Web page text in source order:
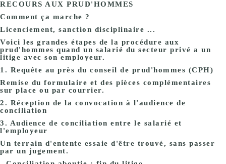
RECOURS AUX PRUD'HOMMES
Comment ça marche ?
Licenciement, sanction disciplinaire ...
Voici les grandes étapes de la procédure aux
prud'hommes quand un salarié du secteur privé a un
litige avec son employeur.
1. Requête au près du conseil de prud'hommes (CPH)
Remise du formulaire et des pièces complémentaires
sur place ou par courrier.
2. Réception de la convocation à l'audience de
conciliation
3. Audience de conciliation entre le salarié et
l'employeur
Un terrain d'entente essaie d'être trouvé, sans passer
par un jugement.